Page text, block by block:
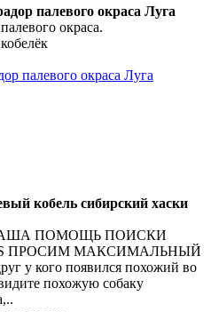
палевого окраса Луга
окраса.
палевого окраса Луга
кобель сибирский хаски
ПОМОЩЬ ПОИСКИ
ПРОСИМ МАКСИМАЛЬНЫЙ
кого появился похожий во
похожую собаку